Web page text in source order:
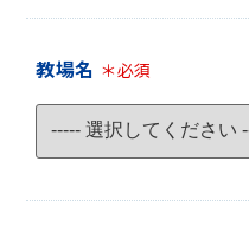
教場名 ＊必須